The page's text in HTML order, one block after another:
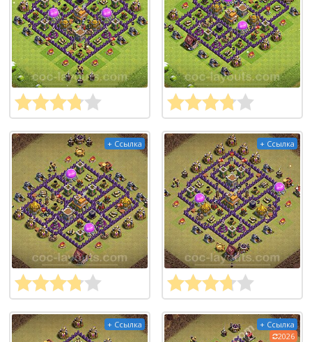
+ Ссылка + Ссылка
+ Ссылка
+ Ссылка
2026